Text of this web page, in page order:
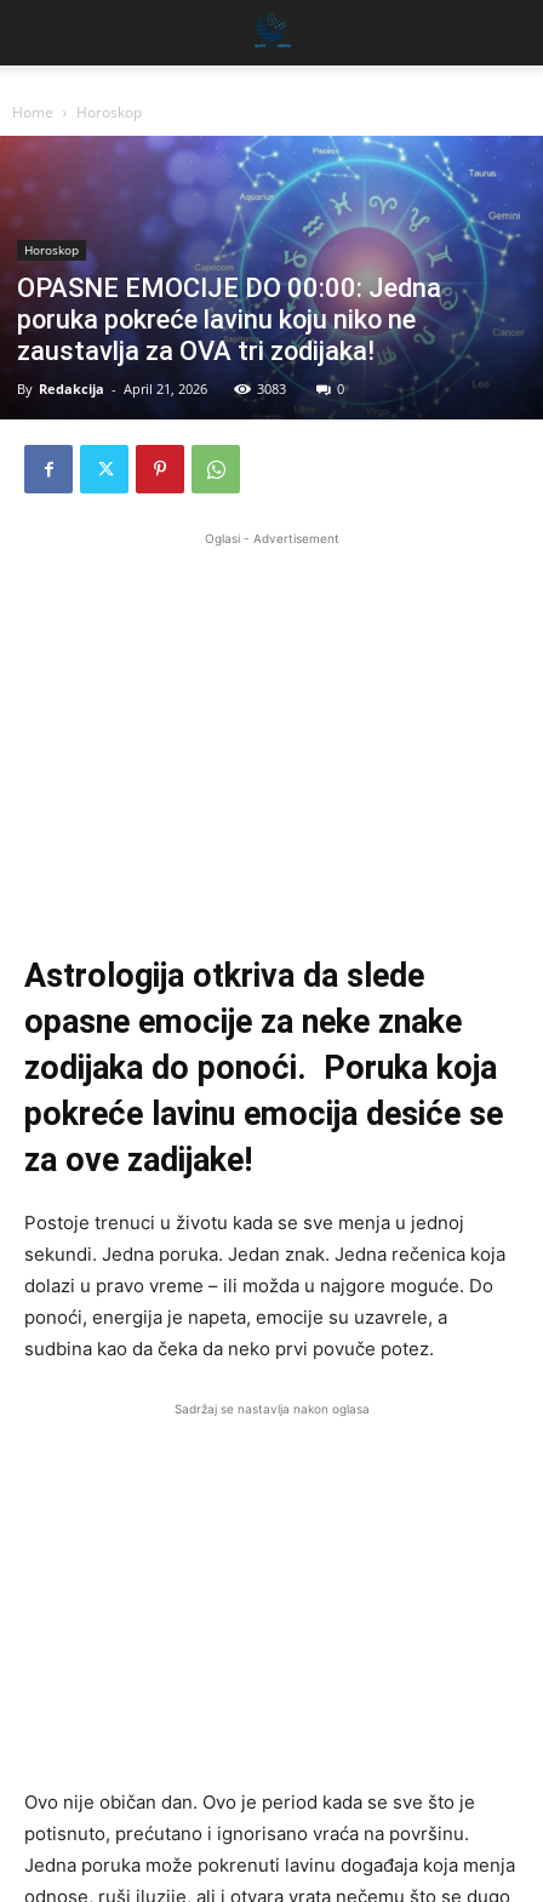
Home Horoskop
Horoskop
OPASNE EMOCIJE DO 00:00: Jedna
poruka pokreće lavinu koju niko ne
zaustavlja za OVA tri zodijaka!
By Redakcija - April 21, 2026 3083 0
Oglasi - Advertisement
Astrologija otkriva da slede
opasne emocije za neke znake
zodijaka do ponoći. Poruka koja
pokreće lavinu emocija desiće se
za ove zadijake!
Postoje trenuci u životu kada se sve menja u jednoj
sekundi. Jedna poruka. Jedan znak. Jedna rečenica koja
dolazi u pravo vreme – ili možda u najgore moguće. Do
ponoći, energija je napeta, emocije su uzavrele, a
sudbina kao da čeka da neko prvi povuče potez.
Sadržaj se nastavlja nakon oglasa
Ovo nije običan dan. Ovo je period kada se sve što je
potisnuto, prećutano i ignorisano vraća na površinu.
Jedna poruka može pokrenuti lavinu događaja koja menja
odnose, ruši iluzije, ali i otvara vrata nečemu što se dugo